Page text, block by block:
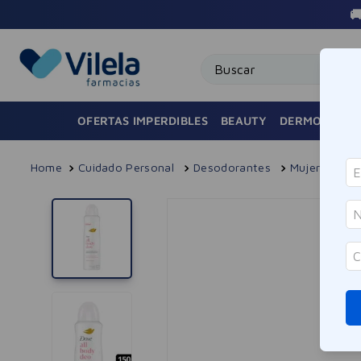
OFERTAS IMPERDIBLES BEAUTY
Cuidado Personal Desodorantes Mujer